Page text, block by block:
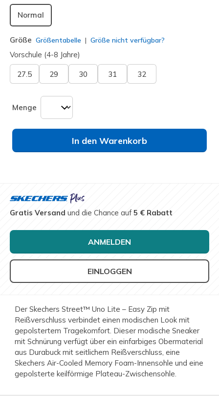
Normal
Größe Größentabelle Größe nicht verfügbar?
Vorschule (4-8 Jahre)
27.5 29 30 31 32
Menge
In den Warenkorb
Gratis Versand und die Chance auf5 € Rabatt
ANMELDEN
EINLOGGEN
Der Skechers Street™ Uno Lite – Easy Zip mit
Reißverschluss verbindet einen modischen Look mit
gepolstertem Tragekomfort. Dieser modische Sneaker
mit Schnürung verfügt über ein einfarbiges Obermaterial
aus Durabuck mit seitlichem Reißverschluss, eine
Skechers Air-Cooled Memory Foam-Innensohle und eine
gepolsterte keilförmige Plateau-Zwischensohle.